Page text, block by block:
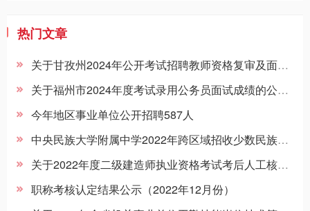
热门文章
关于甘孜州2024年公开考试招聘教师资格复审及面试等事项的公告
关于福州市2024年度考试录用公务员面试成绩的公示（4月14日）
今年地区事业单位公开招聘587人
中央民族大学附属中学2022年跨区域招收少数民族学生名单
关于2022年度二级建造师执业资格考试考后人工核查公告
职称考核认定结果公示（2022年12月份）